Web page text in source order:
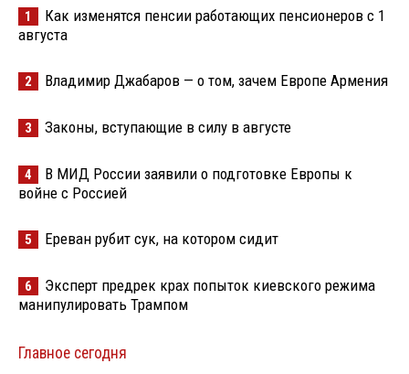
1
Как изменятся пенсии работающих пенсионеров с 1
августа
2 Владимир Джабаров — о том, зачем Европе Армения
3 Законы, вступающие в силу в августе
4
В МИД России заявили о подготовке Европы к
войне с Россией
5 Ереван рубит сук, на котором сидит
6
Эксперт предрек крах попыток киевского режима
манипулировать Трампом
Главное сегодня